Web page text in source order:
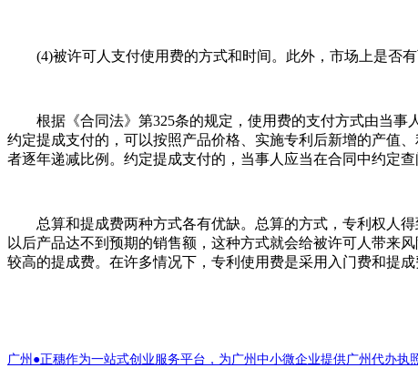
(4)被许可人支付使用费的方式和时间。此外，市场上是否有
根据《合同法》第325条的规定，使用费的支付方式由当事
约定提成支付的，可以按照产品价格、实施专利后新增的产值
者逐年递减比例。约定提成支付的，当事人应当在合同中约定查
总算和提成费两种方式各有优缺。总算的方式，专利权人得
以后产品达不到预期的销售额，这种方式就会给被许可人带来
较高的提成费。在许多情况下，专利使用费是采用入门费和提成
广州●正穗作为一站式创业服务平台，为广州中小微企业提供广州代办